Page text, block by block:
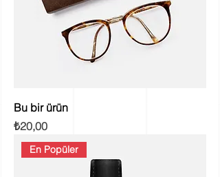
Bu bir ürün
Fiyat
₺20,00
En Popüler